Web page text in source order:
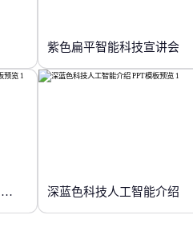
紫色扁平智能科技宣讲会
黄色科技风智能相机电子产品发布会 深蓝色科技人工智能介绍